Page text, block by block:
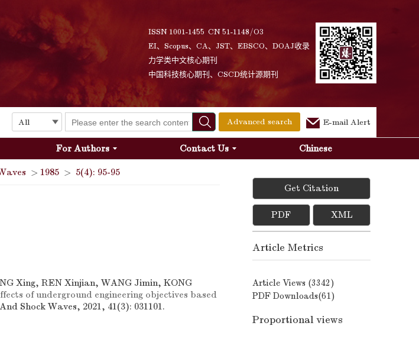
ISSN 1001-1455 CN 51-1148/O3
EI、Scopus、CA、JST、EBSCO、DOAJ收录
力学类中文核心期刊
中国科技核心期刊、CSCD统计源期刊
Advanced search E-mail Alert
For Authors Contact Us Chinese
> 1985 > 5(4): 95-95
Xing, REN Xinjian, WANG Jimin, KONG
of underground engineering objectives based
Shock Waves, 2021, 41(3): 031101.
Get Citation
PDF XML
Article Metrics
Article Views (3342)
PDF Downloads(61)
Proportional views